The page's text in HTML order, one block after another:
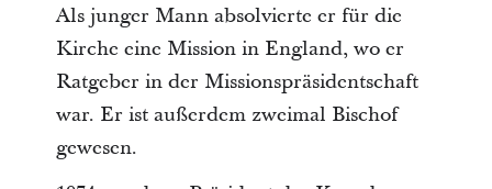
Als junger Mann absolvierte er für die
Kirche eine Mission in England, wo er
Ratgeber in der Missionspräsidentschaft
war. Er ist außerdem zweimal Bischof
gewesen.